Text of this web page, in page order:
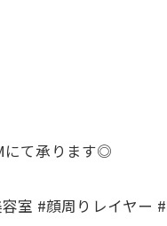
にて承ります◎
室 #顔周りレイヤー